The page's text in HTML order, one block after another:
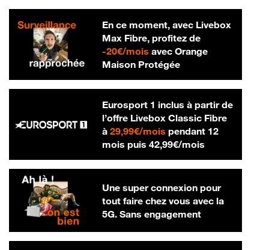
En ce moment, avec Livebox
Max Fibre, profitez de
-20€/mois20 € par mois
avec Orange
Maison Protégée
Eurosport 1 inclus à partir de
l’offre Livebox Classic Fibre
à 29,99€/mois29,99 € par mois
pendant 12
mois puis 42,99€/mois42,99 € par
Une super connexion pour
tout faire chez vous avec la
5G. Sans engagement